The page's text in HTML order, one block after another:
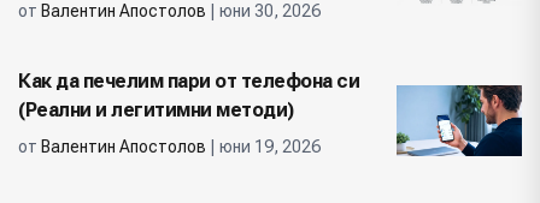
от Валентин Апостолов | юни 30, 2026
Как да печелим пари от телефона си
(Реални и легитимни методи)
от Валентин Апостолов | юни 19, 2026